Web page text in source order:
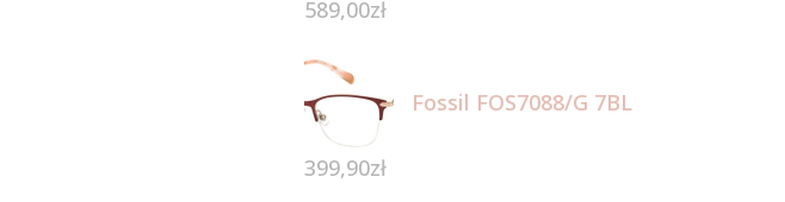
589,00zł
Fossil FOS7088/G 7BL
399,90zł